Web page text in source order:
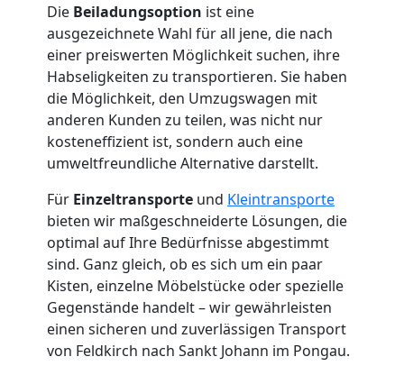
Die Beiladungsoption ist eine
ausgezeichnete Wahl für all jene, die nach
einer preiswerten Möglichkeit suchen, ihre
Habseligkeiten zu transportieren. Sie haben
die Möglichkeit, den Umzugswagen mit
anderen Kunden zu teilen, was nicht nur
kosteneffizient ist, sondern auch eine
umweltfreundliche Alternative darstellt.
Für Einzeltransporte und Kleintransporte
bieten wir maßgeschneiderte Lösungen, die
optimal auf Ihre Bedürfnisse abgestimmt
sind. Ganz gleich, ob es sich um ein paar
Kisten, einzelne Möbelstücke oder spezielle
Gegenstände handelt – wir gewährleisten
einen sicheren und zuverlässigen Transport
von Feldkirch nach Sankt Johann im Pongau.